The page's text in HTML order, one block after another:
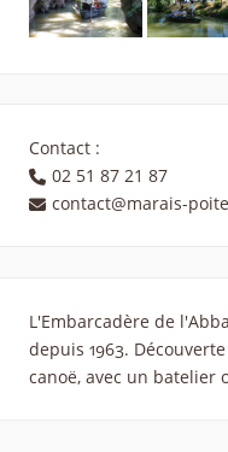
Contact :
02 51 87 21 87
contact@marais-
L'Embarcadère de
depuis 1963.
canoë, avec un batelier